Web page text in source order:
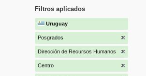
Filtros aplicados
Uruguay
Posgrados
Dirección de Recursos Humanos
Centro